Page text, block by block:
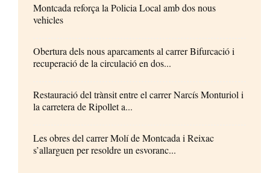
Montcada reforça la Policia Local amb dos nous
vehicles
Obertura dels nous aparcaments al carrer Bifurcació i
recuperació de la circulació en dos...
Restauració del trànsit entre el carrer Narcís Monturiol i
la carretera de Ripollet a...
Les obres del carrer Molí de Montcada i Reixac
s’allarguen per resoldre un esvoranc...